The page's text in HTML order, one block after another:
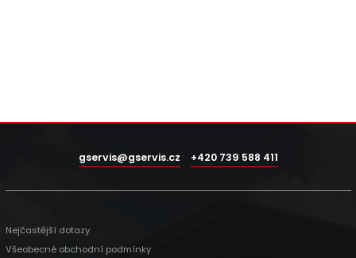
gservis@gservis.cz +420 739 588 411
Nejčastější dotazy
Všeobecné obchodní podmínky